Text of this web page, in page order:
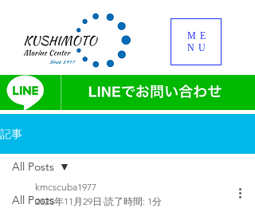
ME
NU
記事
All Posts
All Posts
kmcscuba1977
2025年11月29日 読了時間: 1分